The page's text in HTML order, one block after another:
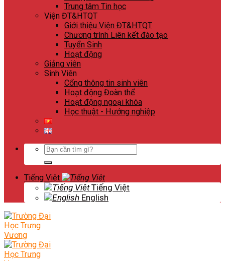
Trung tâm Tin học
Viện ĐT&HTQT
Giới thiệu Viện ĐT&HTQT
Chương trình Liên kết đào tạo
Tuyển Sinh
Hoạt động
Giảng viên
Sinh Viên
Cổng thông tin sinh viên
Hoạt động Đoàn thể
Hoạt động ngoại khóa
Học thuật - Hướng nghiệp
Search
Tiếng Việt
Tiếng Việt
English